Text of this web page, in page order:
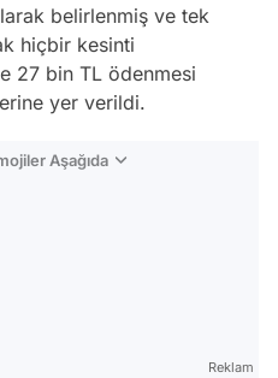
belirlenmiş ve tek
hiçbir kesinti
27 bin TL ödenmesi
yer verildi.
Aşağıda
Reklam